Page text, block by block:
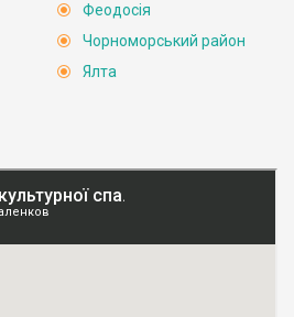
Феодосія
Чорноморський район
Ялта